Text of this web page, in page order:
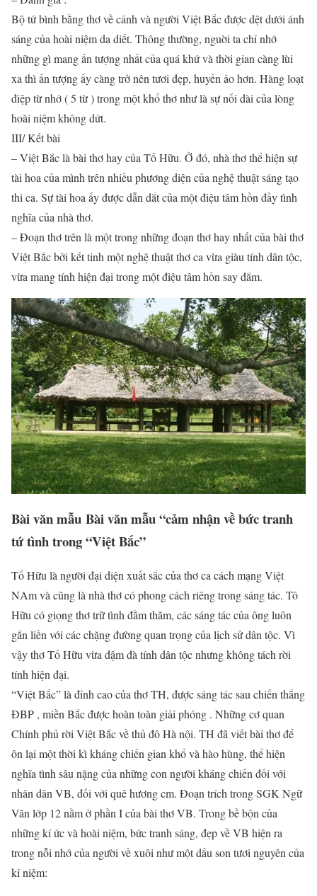
Bộ tứ bình bằng thơ về cảnh và người Việt Bắc được dệt dưới ánh
sáng của hoài niệm da diết. Thông thường, nguời ta chỉ nhớ
những gì mang ấn tượng nhất của quá khứ và thời gian càng lùi
xa thì ấn tượng ấy càng trở nên tươi đẹp, huyền ảo hơn. Hàng loạt
điệp từ nhớ ( 5 từ ) trong một khổ thơ như là sự nối dài của lòng
hoài niệm không dứt.
III/ Kết bài
– Việt Bắc là bài thơ hay của Tố Hữu. Ở đó, nhà thơ thể hiện sự
tài hoa của mình trên nhiều phương diện của nghệ thuật sáng tạo
thi ca. Sự tài hoa ấy được dẫn dắt của một điệu tâm hồn đầy tình
nghĩa của nhà thơ.
– Đoạn thơ trên là một trong những đoạn thơ hay nhất của bài thơ
Việt Bắc bởi kết tinh một nghệ thuật thơ ca vừa giàu tính dân tộc,
vừa mang tính hiện đại trong một điệu tâm hồn say đắm.
Bài văn mẫu Bài văn mẫu “cảm nhận về bức tranh
tứ tình trong “Việt Bắc”
Tố Hữu là người đại diện xuất sắc của thơ ca cách mạng Việt
NAm và cũng là nhà thơ có phong cách riêng trong sáng tác. Tô
Hữu có giọng thơ trữ tình đằm thăm, các sáng tác của ông luôn
gắn liền với các chặng đường quan trọng của lịch sử dân tộc. Vì
vậy thơ Tố Hữu vừa đậm đà tính dân tộc nhưng không tách rời
tính hiện đại.
“Việt Bắc” là đỉnh cao của thơ TH, được sáng tác sau chiến thắng
ĐBP , miền Bắc được hoàn toàn giải phóng . Những cơ quan
Chính phủ rời Việt Bắc về thủ đô Hà nội. TH đã viết bài thơ để
ôn lại một thời kì kháng chiến gian khổ và hào hùng, thể hiện
nghĩa tình sâu nặng của những con người kháng chiến đối với
nhân dân VB, đối với quê hương cm. Đoạn trích trong SGK Ngữ
Văn lớp 12 nằm ở phần I của bài thơ VB. Trong bề bộn của
những kí ức và hoài niệm, bức tranh sáng, đẹp về VB hiện ra
trong nỗi nhớ của người về xuôi như một dấu son tươi nguyên của
kỉ niệm: